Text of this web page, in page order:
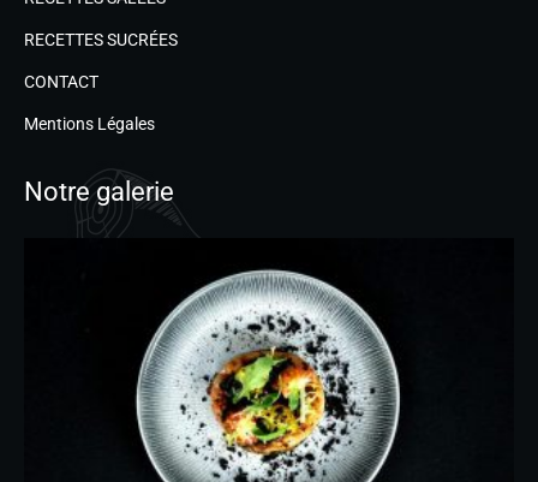
RECETTES SUCRÉES
CONTACT
Mentions Légales
Notre galerie